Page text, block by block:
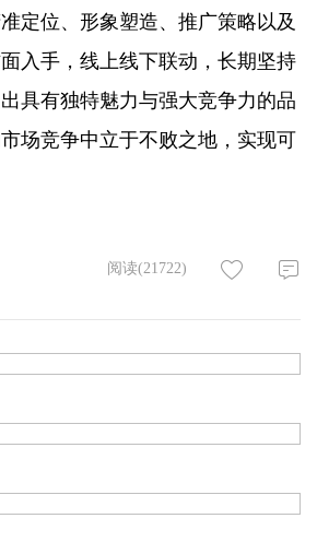
定位、形象塑造、推广策略以及
入手，线上线下联动，长期坚持
具有独特魅力与强大竞争力的品
场竞争中立于不败之地，实现可
阅读(21722)